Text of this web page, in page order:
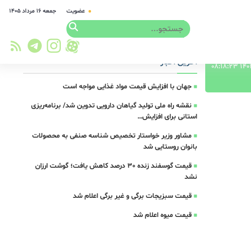
عضویت جمعه ۱۶ مرداد ۱۴۰۵
آخرین اخبار
جهان با افزایش قیمت مواد غذایی مواجه است
نقشه راه ملی تولید گیاهان دارویی تدوین شد/ برنامه‌ریزی
استانی برای افزایش…
مشاور وزیر خواستار تخصیص شناسه صنفی به محصولات
بانوان روستایی شد
قیمت گوسفند زنده 30 درصد کاهش یافت؛ گوشت ارزان
نشد
قیمت سبزیجات برگی و غیر برگی اعلام شد
قیمت میوه اعلام شد